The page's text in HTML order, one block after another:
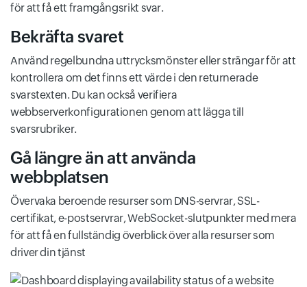
för att få ett framgångsrikt svar.
Bekräfta svaret
Använd regelbundna uttrycksmönster eller strängar för att
kontrollera om det finns ett värde i den returnerade
svarstexten. Du kan också verifiera
webbserverkonfigurationen genom att lägga till
svarsrubriker.
Gå längre än att använda
webbplatsen
Övervaka beroende resurser som DNS-servrar, SSL-
certifikat, e-postservrar, WebSocket-slutpunkter med mera
för att få en fullständig överblick över alla resurser som
driver din tjänst